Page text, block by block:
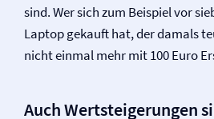
sind. Wer sich zum Beispiel vor
Laptop gekauft hat, der damals
nicht einmal mehr mit 100 Euro
Auch Wertsteigerungen